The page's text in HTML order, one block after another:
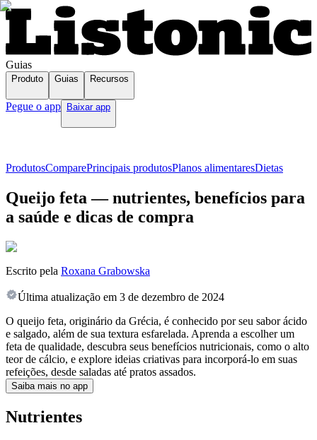
Guias
Produto Guias Recursos
Pegue o app Baixar app
ProdutosComparePrincipais produtosPlanos alimentaresDietas
Queijo feta — nutrientes, benefícios para
a saúde e dicas de compra
Escrito pela Roxana Grabowska
Última atualização em 3 de dezembro de 2024
O queijo feta, originário da Grécia, é conhecido por seu sabor ácido
e salgado, além de sua textura esfarelada. Aprenda a escolher um
feta de qualidade, descubra seus benefícios nutricionais, como o alto
teor de cálcio, e explore ideias criativas para incorporá-lo em suas
refeições, desde saladas até pratos assados.
Saiba mais no app
Nutrientes